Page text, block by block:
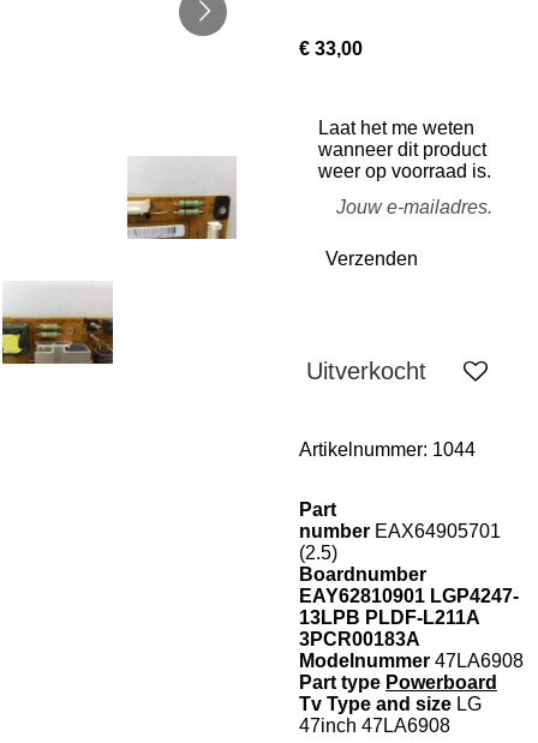
€ 33,00
Laat het me weten
wanneer dit product
weer op voorraad is.
Verzenden
Uitverkocht
Artikelnummer: 1044
Part
number EAX64905701
(2.5)
Boardnumber
EAY62810901 LGP4247-
13LPB PLDF-L211A
3PCR00183A
Modelnummer 47LA6908
Part type Powerboard
Tv Type and size LG
47inch 47LA6908